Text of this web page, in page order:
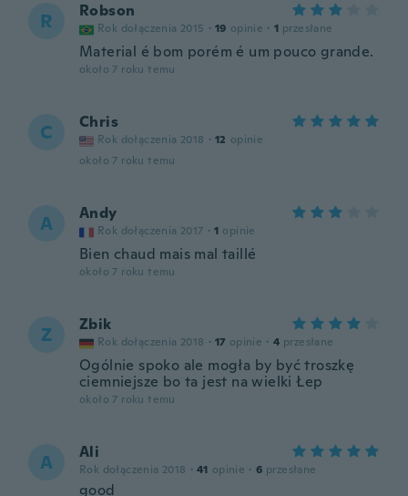
R Robson
Rok dołączenia 2015 · 19 opinie · 1 przesłane
Material é bom porém é um pouco grande.
około 7 roku temu
C Chris
Rok dołączenia 2018 · 12 opinie
około 7 roku temu
A Andy
Rok dołączenia 2017 · 1 opinie
Bien chaud mais mal taillé
około 7 roku temu
Z Zbik
Rok dołączenia 2018 · 17 opinie · 4 przesłane
Ogólnie spoko ale mogła by być troszkę
ciemniejsze bo ta jest na wielki Łep
około 7 roku temu
A Ali
Rok dołączenia 2018 · 41 opinie · 6 przesłane
good